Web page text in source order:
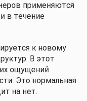
применяются
в течение
к новому
В этот
ощущений
Это нормальная
на нет.